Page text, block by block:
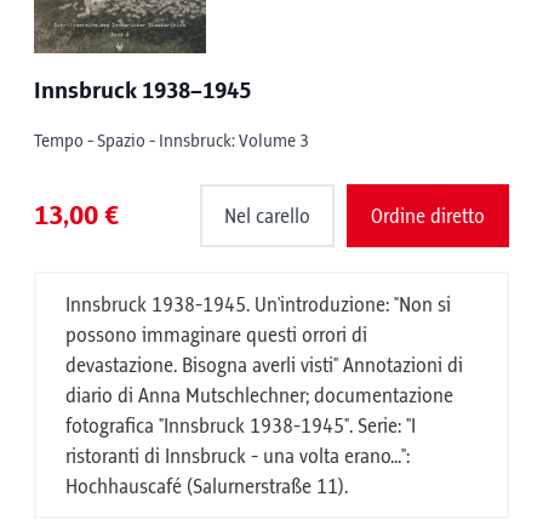
Innsbruck 1938–1945
Tempo - Spazio - Innsbruck: Volume 3
13,00 € Nel carello Ordine diretto
Innsbruck 1938-1945. Un'introduzione: "Non si
possono immaginare questi orrori di
devastazione. Bisogna averli visti" Annotazioni di
diario di Anna Mutschlechner; documentazione
fotografica "Innsbruck 1938-1945". Serie: "I
ristoranti di Innsbruck - una volta erano...":
Hochhauscafé (Salurnerstraße 11).